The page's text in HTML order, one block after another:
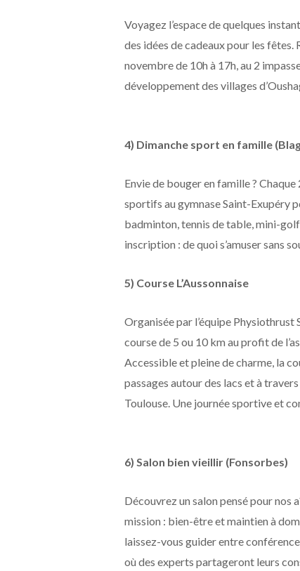
Voyagez l’espace de quelques
des idées de cadeaux pour les
novembre de 10h à 17h, au 2
développement des villages
4) Dimanche sport en famille
Envie de bouger en famille ?
sportifs au gymnase Saint-Exupéry
badminton, tennis de table, mini-
inscription : de quoi s’amuser sans
5) Course L’Aussonnaise
Organisée par l’équipe Physiothrust
course de 5 ou 10 km au profit de
Accessible et pleine de charme, la
passages autour des lacs et à
Toulouse. Une journée sportive et
6) Salon bien vieillir (Fonsorbes)
Découvrez un salon pensé pour nos
mission : bien-être et maintien à
laissez-vous guider entre
où des experts partageront leurs